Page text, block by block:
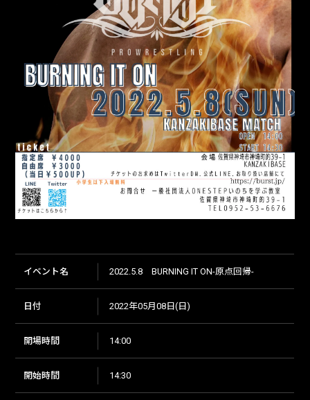
イベント名 2022.5.8 BURNING IT ON-原点回帰-
日付 2022年05月08日(日)
開場時間 14:00
開始時間 14:30